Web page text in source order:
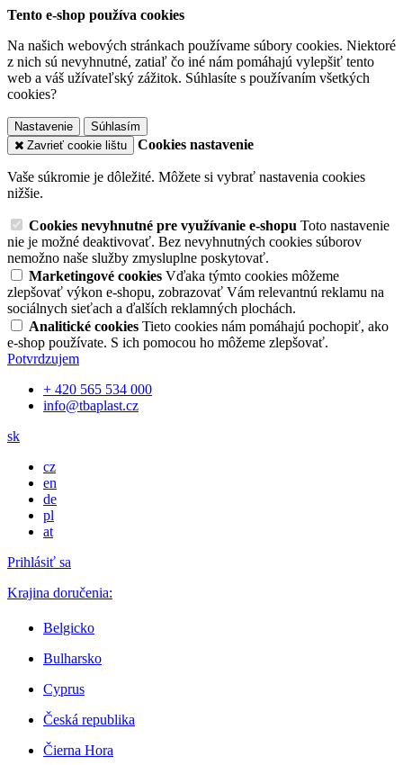
Tento e-shop používa cookies
Na našich webových stránkach používame súbory cookies. Niektoré
z nich sú nevyhnutné, zatiaľ čo iné nám pomáhajú vylepšiť tento
web a váš užívateľský zážitok. Súhlasíte s používaním všetkých
cookies?
Nastavenie
Súhlasím
Zavrieť cookie lištu
Cookies nastavenie
Vaše súkromie je dôležité. Môžete si vybrať nastavenia cookies
nižšie.
Cookies nevyhnutné pre využívanie e-shopu Toto nastavenie
nie je možné deaktivovať. Bez nevyhnutných cookies súborov
nemožno naše služby zmysluplne poskytovať.
Marketingové cookies Vďaka týmto cookies môžeme
zlepšovať výkon e-shopu, zobrazovať Vám relevantnú reklamu na
sociálnych sieťach a ďalších reklamných plochách.
Analitické cookies Tieto cookies nám pomáhajú pochopiť, ako
e-shop používate. S ich pomocou ho môžeme zlepšovať.
Potvrdzujem
+ 420 565 534 000
info@tbaplast.cz
sk
cz
en
de
pl
at
Prihlásiť sa
Krajina doručenia:
Belgicko
Bulharsko
Cyprus
Česká republika
Čierna Hora